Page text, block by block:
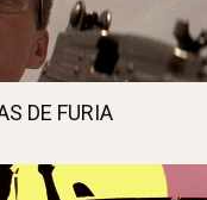
DE FURIA